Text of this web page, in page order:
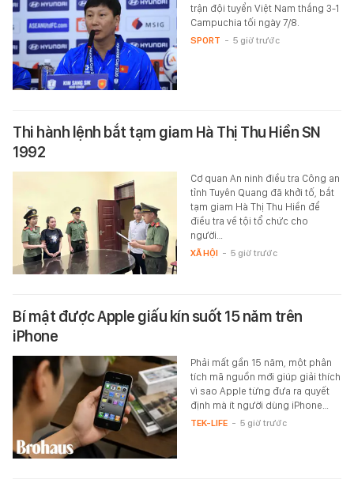
trận đội tuyển Việt Nam thắng 3-1
Campuchia tối ngày 7/8.
SPORT - 5 giờ trước
Thi hành lệnh bắt tạm giam Hà Thị Thu Hiền SN
1992
Cơ quan An ninh điều tra Công an
tỉnh Tuyên Quang đã khởi tố, bắt
tạm giam Hà Thị Thu Hiền để
điều tra về tội tổ chức cho
người…
XÃ HỘI - 5 giờ trước
Bí mật được Apple giấu kín suốt 15 năm trên
iPhone
Phải mất gần 15 năm, một phân
tích mã nguồn mới giúp giải thích
vì sao Apple từng đưa ra quyết
định mà ít người dùng iPhone…
TEK-LIFE - 5 giờ trước